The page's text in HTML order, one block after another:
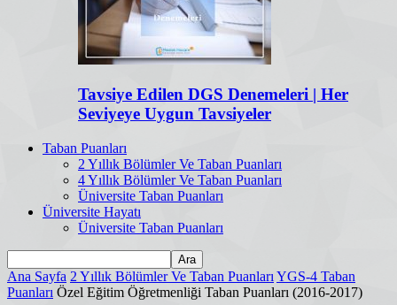
Tavsiye Edilen DGS Denemeleri | Her
Seviyeye Uygun Tavsiyeler
Taban Puanları
2 Yıllık Bölümler Ve Taban Puanları
4 Yıllık Bölümler Ve Taban Puanları
Üniversite Taban Puanları
Üniversite Hayatı
Üniversite Taban Puanları
Ana Sayfa 2 Yıllık Bölümler Ve Taban Puanları YGS-4 Taban
Puanları Özel Eğitim Öğretmenliği Taban Puanları (2016-2017)